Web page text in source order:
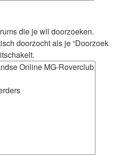
die je wil doorzoeken.
doorzocht als je “Doorzoek